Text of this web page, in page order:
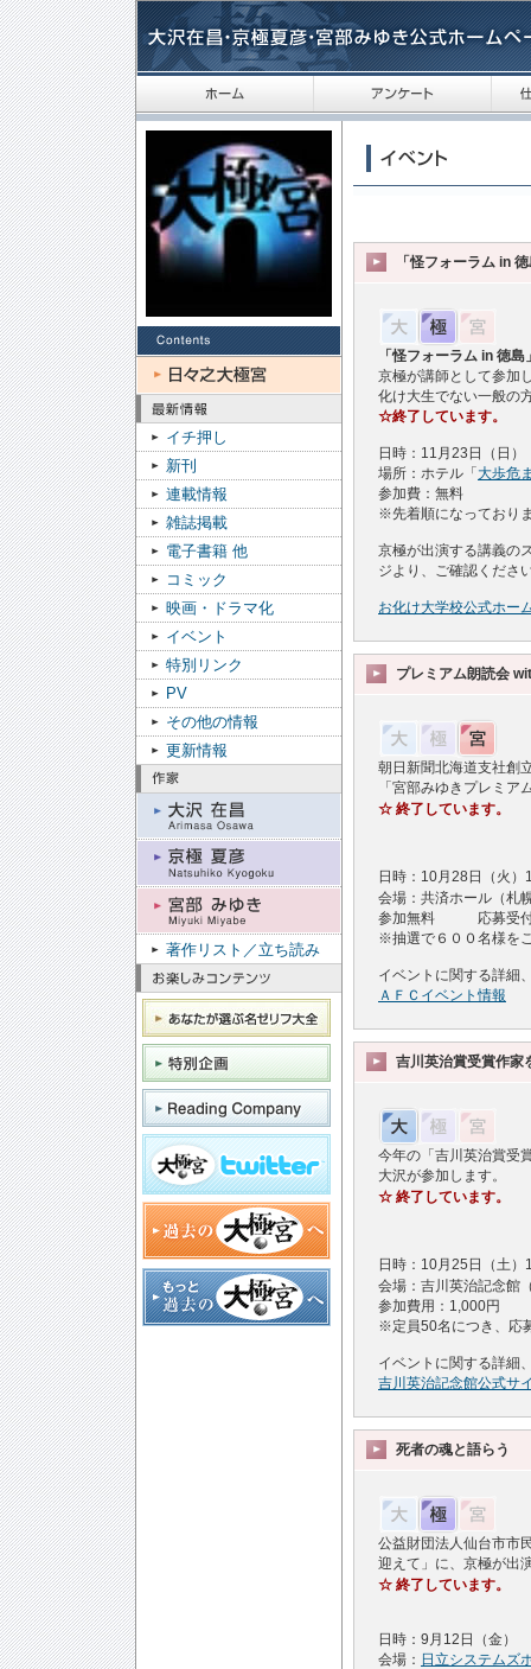
イチ押し
新刊
連載情報
雑誌掲載
電子書籍 他
コミック
映画・ドラマ化
イベント
特別リンク
PV
その他の情報
更新情報
著作リスト／立ち読み
「怪フォーラム in
「怪フォーラム in 徳
京極が講師として参加
化け大生でない一般の
☆終了しています。
日時：11月23日（日）
場所：ホテル「大歩危
参加費：無料
※先着順になっており
京極が出演する講義の
ジより、ご確認くださ
お化け大学校公式ホー
プレミアム朗読会
朝日新聞北海道支社創
「宮部みゆきプレミ
☆ 終了しています。
日時：10月28日（火
会場：共済ホール（札
参加無料 応募受付
※抽選で６００名様を
イベントに関する詳細
ＡＦＣイベント情報
吉川英治賞受賞作家
今年の「吉川英治賞受
大沢が参加します。
☆ 終了しています。
日時：10月25日（土）
会場：吉川英治記念館
参加費用：1,000円
※定員50名につき、応
イベントに関する詳細
吉川英治記念館公式サ
死者の魂と語らう
公益財団法人仙台市市
迎えて」に、京極が出
☆ 終了しています。
日時：9月12日（金）
会場： 日立システムズ